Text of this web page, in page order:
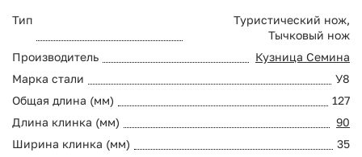
Тип
Туристический нож,
Тычковый нож
Производитель
Кузница Семина
Марка стали
У8
Общая длина (мм)
127
Длина клинка (мм)
90
Ширина клинка (мм)
35